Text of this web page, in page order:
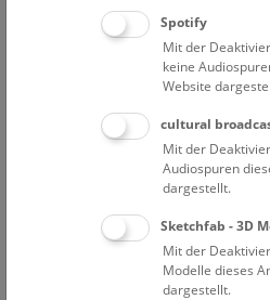
Spotify
Mit der
keine
Website
cultural
Mit der
Audiospuren
dargestellt.
Sketchfab - 3D
Mit der
Modelle dieses
dargestellt.